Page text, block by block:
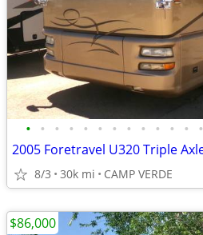
• • • • • • • • • • • • •
8/3 30k mi CAMP VERDE
$86,000